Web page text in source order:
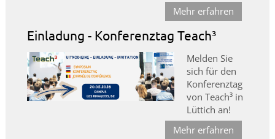
Mehr erfahren
Einladung - Konferenztag Teach³
Melden Sie
sich für den
Konferenztag
von Teach³ in
Lüttich an!
Mehr erfahren